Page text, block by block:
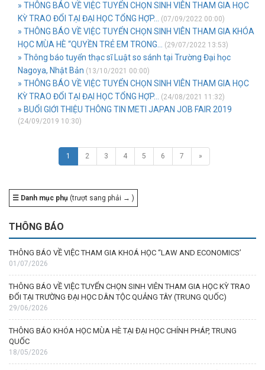
» THÔNG BÁO VỀ VIỆC TUYỂN CHỌN SINH VIÊN THAM GIA HỌC
KỲ TRAO ĐỔI TẠI ĐẠI HỌC TỔNG HỢP...
(07/09/2022 00:00)
» THÔNG BÁO VỀ VIỆC TUYỂN CHỌN SINH VIÊN THAM GIA KHÓA
HỌC MÙA HÈ “QUYỀN TRẺ EM TRONG...
(29/07/2022 13:53)
» Thông báo tuyển thạc sĩ Luật so sánh tại Trường Đại học
Nagoya, Nhật Bản (13/10/2021 00:00)
» THÔNG BÁO VỀ VIỆC TUYỂN CHỌN SINH VIÊN THAM GIA HỌC
KỲ TRAO ĐỔI TẠI ĐẠI HỌC TỔNG HỢP...
(24/08/2021 11:32)
» BUỔI GIỚI THIỆU THÔNG TIN METI JAPAN JOB FAIR 2019
(24/09/2019 10:30)
1 2 3 4 5 6 7 »
☰ Danh mục phụ (trượt sang phải → )
THÔNG BÁO
THÔNG BÁO VỀ VIỆC THAM GIA KHOÁ HỌC “LAW AND ECONOMICS’
01/07/2026
THÔNG BÁO VỀ VIỆC TUYỂN CHỌN SINH VIÊN THAM GIA HỌC KỲ TRAO
ĐỔI TẠI TRƯỜNG ĐẠI HỌC DÂN TỘC QUẢNG TÂY (TRUNG QUỐC)
29/06/2026
THÔNG BÁO KHÓA HỌC MÙA HÈ TẠI ĐẠI HỌC CHÍNH PHÁP, TRUNG
QUỐC
18/05/2026